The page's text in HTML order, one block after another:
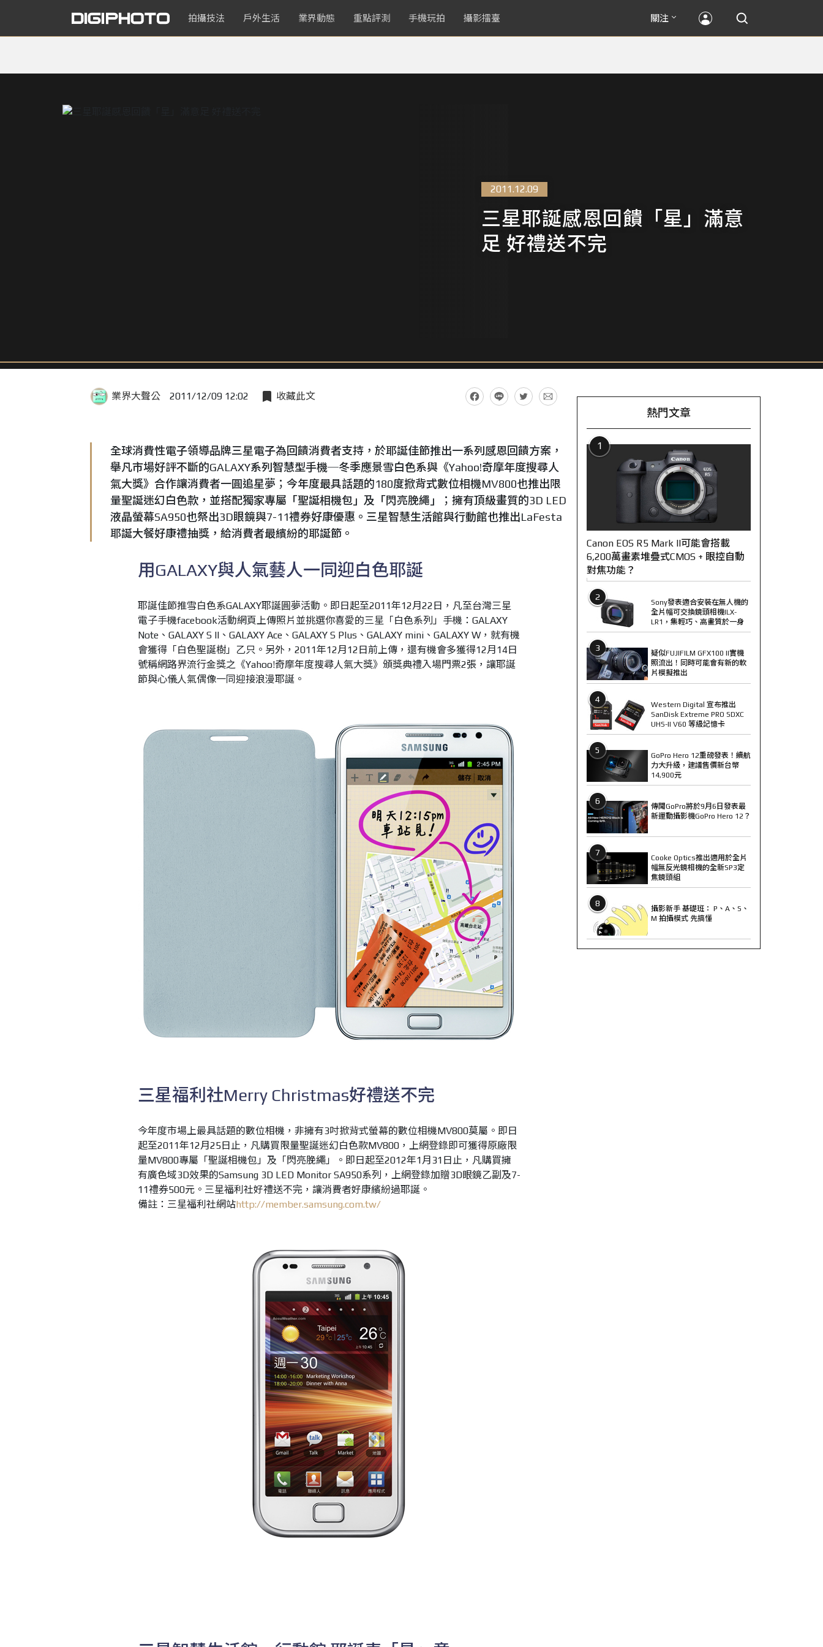
拍攝技法 戶外生活 業界動態 重點評測 手機玩拍 攝影擂臺 關注
2011.12.09
三星耶誕感恩回饋「星」滿意
足 好禮送不完
業界大聲公 2011/12/09 12:02 收藏此文
全球消費性電子領導品牌三星電子為回饋消費者支持，於耶誕佳節推出一系列感恩回饋方案，
舉凡市場好評不斷的GALAXY系列智慧型手機─冬季應景雪白色系與《Yahoo!奇摩年度搜尋人
氣大獎》合作讓消費者一圓追星夢；今年度最具話題的180度掀背式數位相機MV800也推出限
量聖誕迷幻白色款，並搭配獨家專屬「聖誕相機包」及「閃亮脕繩」；擁有頂級畫質的3D LED
液晶螢幕SA950也祭出3D眼鏡與7-11禮券好康優惠。三星智慧生活館與行動館也推出LaFesta
耶誕大餐好康禮抽獎，給消費者最繽紛的耶誕節。
用GALAXY與人氣藝人一同迎白色耶誕
耶誕佳節推雪白色系GALAXY耶誕圓夢活動。即日起至2011年12月22日，凡至台灣三星
電子手機facebook活動網頁上傳照片並挑選你喜愛的三星「白色系列」手機：GALAXY
Note、GALAXY S II、GALAXY Ace、GALAXY S Plus、GALAXY mini、GALAXY W，就有機
會獲得「白色聖誕樹」乙只。另外，2011年12月12日前上傳，還有機會多獲得12月14日
號稱網路界流行金獎之《Yahoo!奇摩年度搜尋人氣大獎》頒獎典禮入場門票2張，讓耶誕
節與心儀人氣偶像一同迎接浪漫耶誕。
三星福利社Merry Christmas好禮送不完
今年度市場上最具話題的數位相機，非擁有3吋掀背式螢幕的數位相機MV800莫屬。即日
起至2011年12月25日止，凡購買限量聖誕迷幻白色款MV800，上網登錄即可獲得原廠限
量MV800專屬「聖誕相機包」及「閃亮脕繩」。即日起至2012年1月31日止，凡購買擁
有廣色域3D效果的Samsung 3D LED Monitor SA950系列，上網登錄加贈3D眼鏡乙副及7-
11禮券500元。三星福利社好禮送不完，讓消費者好康繽紛過耶誕。
備註：三星福利社網站http://member.samsung.com.tw/
熱門文章
1
Canon EOS R5 Mark II可能會搭載
6,200萬畫素堆疊式CMOS + 眼控自動
對焦功能？
2
Sony發表適合安裝在無人機的
全片幅可交換鏡頭相機ILX-
LR1，集輕巧、高畫質於一身
3
疑似FUJIFILM GFX100 II實機
照流出！同時可能會有新的軟
片模擬推出
4
Western Digital 宣布推出
SanDisk Extreme PRO SDXC
UHS-II V60 等級記憶卡
5
GoPro Hero 12重磅發表！續航
力大升級，建議售價新台幣
14,900元
6
傳聞GoPro將於9月6日發表最
新運動攝影機GoPro Hero 12？
7
Cooke Optics推出適用於全片
幅無反光鏡相機的全新SP3定
焦鏡頭組
8
攝影新手 基礎班： P、A、S、
M 拍攝模式 先搞懂